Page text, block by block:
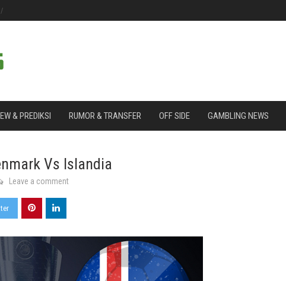
& PREDIKSI RUMOR & TRANSFER OFF SIDE GAMBLING NEWS
Vs Islandia
Leave a comment